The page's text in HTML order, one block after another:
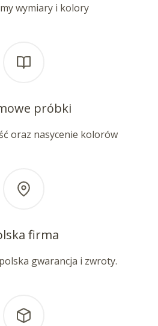
wymiary i kolory
próbki
oraz nasycenie kolorów
firma
gwarancja i zwroty.